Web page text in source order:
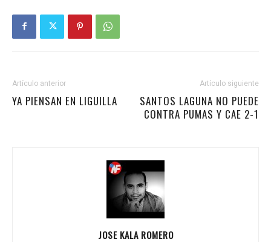
Artículo anterior
YA PIENSAN EN LIGUILLA
Artículo siguiente
SANTOS LAGUNA NO PUEDE
CONTRA PUMAS Y CAE 2-1
JOSE KALA ROMERO